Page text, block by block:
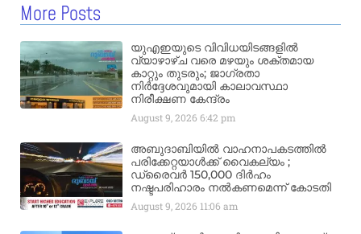
More Posts
യുഎഇയുടെ വിവിധയിടങ്ങളിൽ
വ്യാഴാഴ്ച വരെ മഴയും ശക്തമായ
കാറ്റും തുടരും; ജാഗ്രതാ
നിർദ്ദേശവുമായി കാലാവസ്ഥാ
നിരീക്ഷണ കേന്ദ്രം
August 9, 20266:42 pm
അബുദാബിയിൽ വാഹനാപകടത്തിൽ
പരിക്കേറ്റയാൾക്ക് വൈകല്യം ;
ഡ്രൈവർ 150,000 ദിർഹം
നഷ്ടപരിഹാരം നൽകണമെന്ന് കോടതി
August 9, 2026 11:06 am